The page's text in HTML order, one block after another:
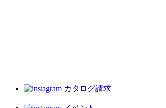
カタログ請求